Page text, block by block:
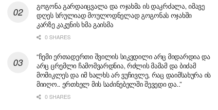
გოგონა გარდაიცვალა და ოჯახმა ის დაკრძალა, იმავე
დღეს სრულიად მოულოდნელად გოგონას ოჯახში
კარზე კაკუნის ხმა გაისმა
0 SHARES
“ჩემი ერთადერთი შვილის სიკვდილი არც მიდარდია და
არც ცრემლი ჩამომვარდნია, რძლის მამამ და ბიძამ
მომიკლეს და იმ ხალხს არ ვუჩივლე, რაც დაიმსახურა ის
მიიღო.. ერთხელ მის საძინებელში შევედი და..”
0 SHARES